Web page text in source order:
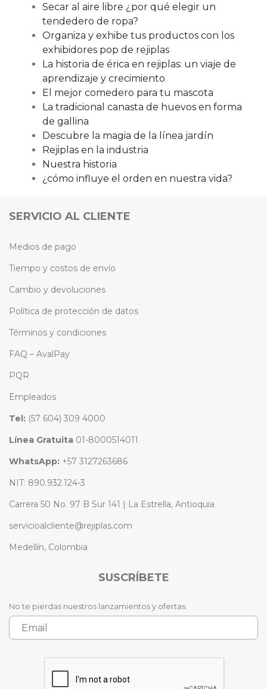
Secar al aire libre ¿por qué elegir un
tendedero de ropa?
Organiza y exhibe tus productos con los
exhibidores pop de rejiplas
La historia de érica en rejiplas: un viaje de
aprendizaje y crecimiento
El mejor comedero para tu mascota
La tradicional canasta de huevos en forma
de gallina
Descubre la magia de la línea jardín
Rejiplas en la industria
Nuestra historia
¿cómo influye el orden en nuestra vida?
SERVICIO AL CLIENTE
Medios de pago
Tiempo y costos de envío
Cambio y devoluciones
Política de protección de datos
Términos y condiciones
FAQ – AvalPay
PQR
Empleados
Tel: (57 604) 309 4000
Línea Gratuita 01-8000514011
WhatsApp: +57 3127263686
NIT: 890.932.124-3
Carrera 50 No. 97 B Sur 141 | La Estrella, Antioquia
servicioalcliente@rejiplas.com
Medellín, Colombia
SUSCRÍBETE
No te pierdas nuestros lanzamientos y ofertas.